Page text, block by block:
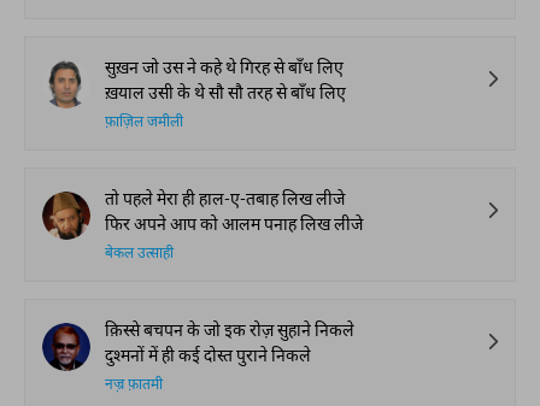
सुख़न जो उस ने कहे थे गिरह से बाँध लिए
ख़याल उसी के थे सौ सौ तरह से बाँध लिए
फ़ाज़िल जमीली
तो पहले मेरा ही हाल-ए-तबाह लिख लीजे
फिर अपने आप को आलम पनाह लिख लीजे
बेकल उत्साही
क़िस्से बचपन के जो इक रोज़ सुहाने निकले
दुश्मनों में ही कई दोस्त पुराने निकले
नज़्र फ़ातमी